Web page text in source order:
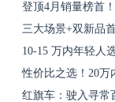
登顶4月销量榜首
GAC？
三大场景+双新品
2026苏
10-15 万内年轻人
性价比之选！20万
红旗车：驶入寻常